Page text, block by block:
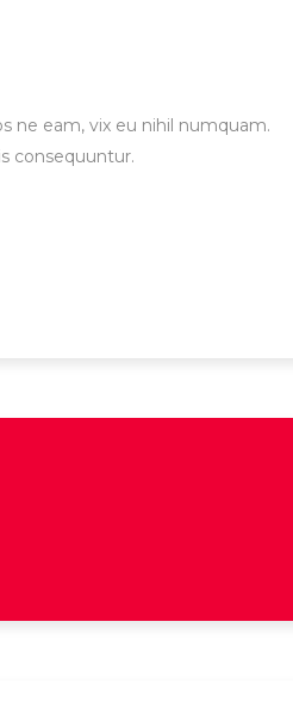
ne eam, vix eu nihil numquam.
consequuntur.